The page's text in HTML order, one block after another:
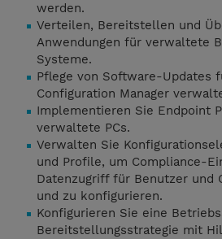
werden.
Verteilen, Bereitstellen und
Anwendungen für verwaltete
Systeme.
Pflege von Software-Updates
Configuration Manager
Implementieren Sie Endpoint
verwaltete PCs.
Verwalten Sie
und Profile, um Compliance-
Datenzugriff für Benutzer und
und zu konfigurieren.
Konfigurieren Sie eine
Bereitstellungsstrategie mit